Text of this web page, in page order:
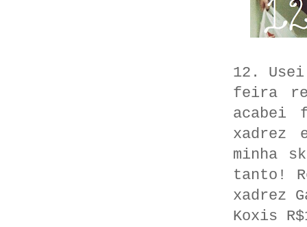
12.
feira
acabei
xadrez
minha
tanto!
xadrez
Koxis